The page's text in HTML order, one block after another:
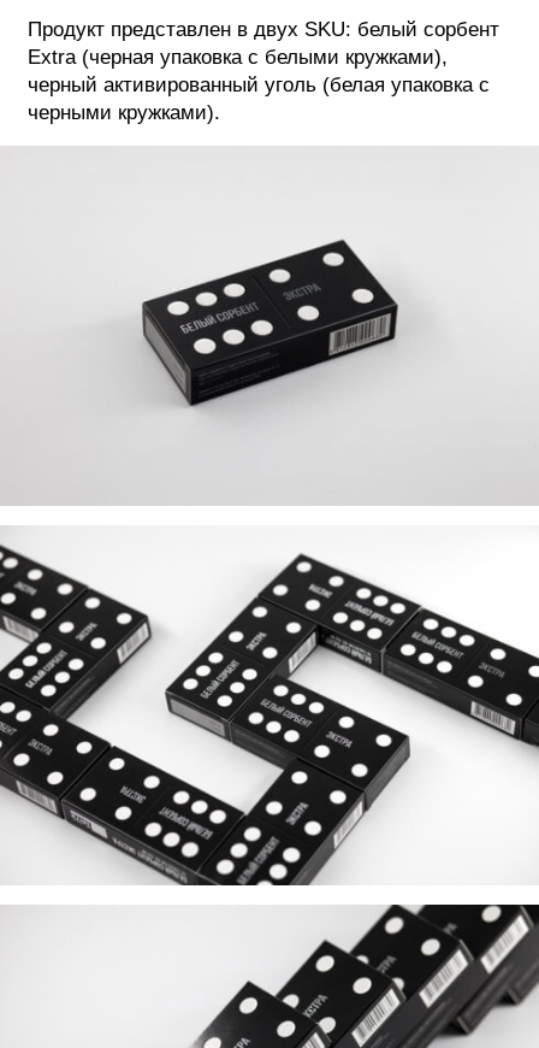
Продукт представлен в двух SKU: белый сорбент
Extra (черная упаковка с белыми кружками),
черный активированный уголь (белая упаковка с
черными кружками).